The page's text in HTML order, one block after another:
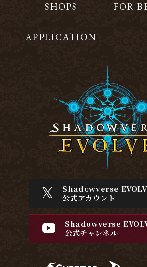
SHOPS FOR
APPLICATION
Shadowverse
公式アカウント
Shadowverse
公式チャンネル